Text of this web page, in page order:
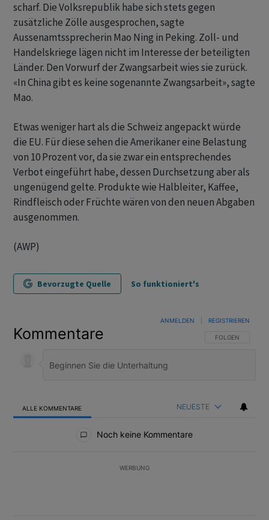
scharf. Die Volksrepublik habe sich stets gegen
zusätzliche Zölle ausgesprochen, sagte
Aussenamtssprecherin Mao Ning in Peking. Zoll- und
Handelskriege lägen nicht im Interesse der beteiligten
Länder. Den Vorwurf der Zwangsarbeit wies sie zurück.
«In China gibt es keine sogenannte Zwangsarbeit», sagte
Mao.
Etwas weniger hart als die Schweiz angepackt würde
die EU. Für diese sehen die Amerikaner eine Belastung
von 10 Prozent vor, da sie zwar ein entsprechendes
Verbot eingeführt habe, dessen Durchsetzung aber als
ungenügend gelte. Produkte wie Halbleiter, Kaffee,
Rindfleisch oder Früchte wären von den neuen Abgaben
ausgenommen.
(AWP)
Bevorzugte Quelle So funktioniert's
Kommentare FOLGE DIESER
FOLGEN
ANMELDEN REGISTRIEREN
ALLE KOMMENTARE NEUESTE
Noch keine Kommentare
WERBUNG